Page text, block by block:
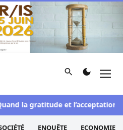
et d'investigation
Rechercher
la gratitude et l’acceptation
ENQUÊTE ECONOMIE